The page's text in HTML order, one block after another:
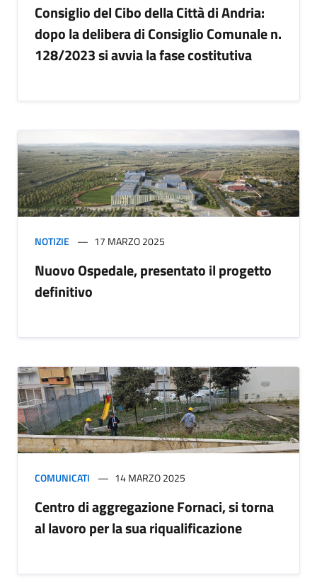
Consiglio del Cibo della Città di Andria:
dopo la delibera di Consiglio Comunale n.
128/2023 si avvia la fase costitutiva
NOTIZIE 17 MARZO 2025
Nuovo Ospedale, presentato il progetto
definitivo
COMUNICATI 14 MARZO 2025
Centro di aggregazione Fornaci, si torna
al lavoro per la sua riqualificazione